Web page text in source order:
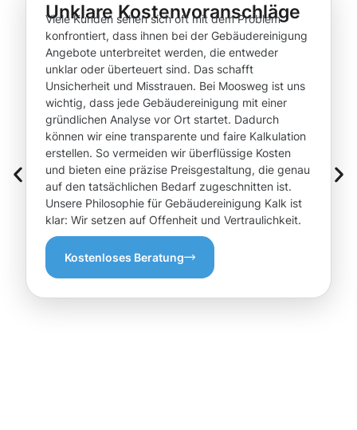
Unklare Kostenvoranschläge
Viele Kunden sehen sich oft mit dem Problem
konfrontiert, dass ihnen bei der Gebäudereinigung
Angebote unterbreitet werden, die entweder
unklar oder überteuert sind. Das schafft
Unsicherheit und Misstrauen. Bei Moosweg ist uns
wichtig, dass jede Gebäudereinigung mit einer
gründlichen Analyse vor Ort startet. Dadurch
können wir eine transparente und faire Kalkulation
erstellen. So vermeiden wir überflüssige Kosten
und bieten eine präzise Preisgestaltung, die genau
auf den tatsächlichen Bedarf zugeschnitten ist.
Unsere Philosophie für Gebäudereinigung Kalk ist
klar: Wir setzen auf Offenheit und Vertraulichkeit.
Kostenloses Beratung